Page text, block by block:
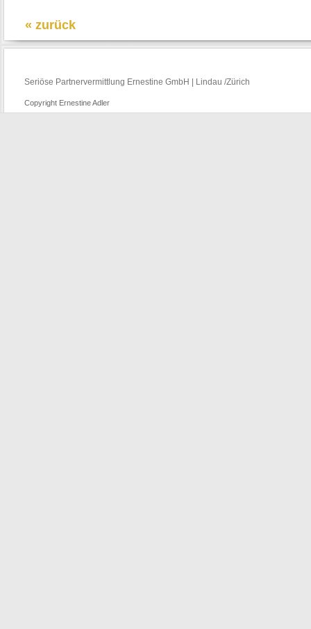
« zurück
Seriöse Partnervermittlung Ernestine GmbH | Lindau /Zürich
Copyright Ernestine Adler